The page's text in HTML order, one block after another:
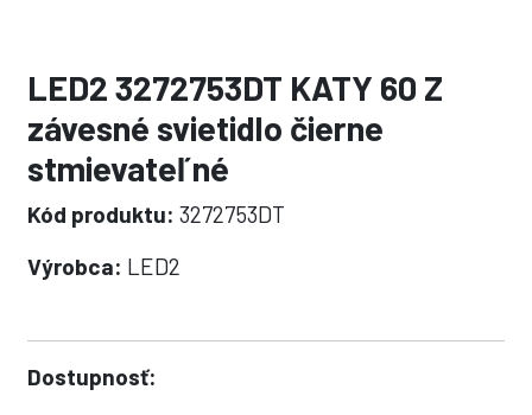
LED2 3272753DT KATY 60 Z
závesné svietidlo čierne
stmievateľné
Kód produktu: 3272753DT
Výrobca: LED2
Dostupnosť: